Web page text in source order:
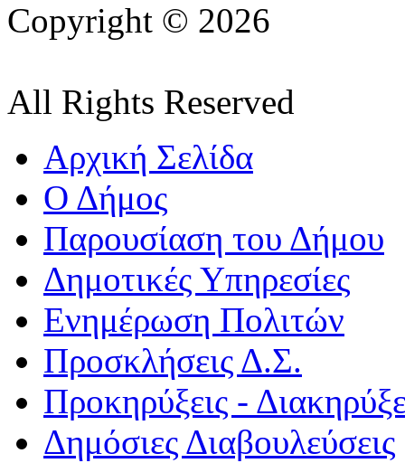
Copyright © 2026
All Rights Reserved
Αρχική Σελίδα
Ο Δήμος
Παρουσίαση του Δήμου
Δημοτικές Υπηρεσίες
Ενημέρωση Πολιτών
Προσκλήσεις Δ.Σ.
Προκηρύξεις -
Δημόσιες Διαβουλεύσεις